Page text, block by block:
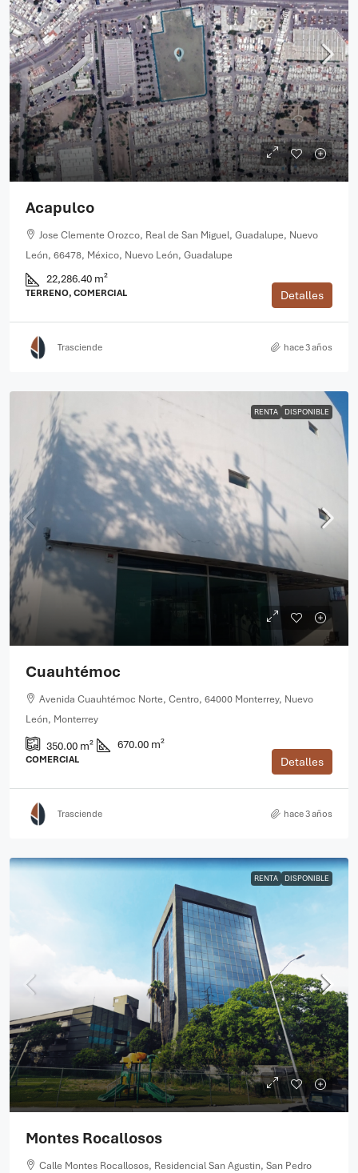
Acapulco
Jose Clemente Orozco, Real de San Miguel, Guadalupe, Nuevo
León, 66478, México, Nuevo León, Guadalupe
22,286.40 m²
TERRENO, COMERCIAL Detalles
Trasciende hace 3 años
RENTA DISPONIBLE
Cuauhtémoc
Avenida Cuauhtémoc Norte, Centro, 64000 Monterrey, Nuevo
León, Monterrey
350.00 m² 670.00 m²
COMERCIAL Detalles
Trasciende hace 3 años
RENTA DISPONIBLE
Montes Rocallosos
Calle Montes Rocallosos, Residencial San Agustin, San Pedro